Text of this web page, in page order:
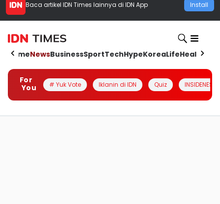
Baca artikel IDN Times lainnya di IDN App Install
HomeNewsBusinessSportTechHypeKoreaLifeHealth
For
You
# Yuk Vote Iklanin di IDN Quiz INSIDENESIA